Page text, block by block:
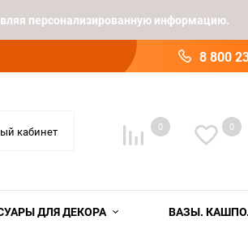
персонализированную информацию.
8 800
кабинет 0 0
ДЛЯ ДЕКОРА ВАЗЫ.